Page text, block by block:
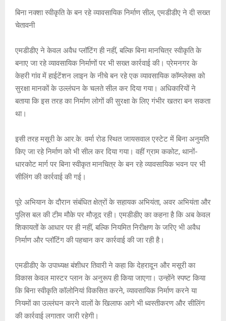
बिना नक्शा स्वीकृति के बन रहे व्यावसायिक निर्माण सील, एमडीडीए ने दी सख्त
चेतावनी
एमडीडीए ने केवल अवैध प्लॉटिंग ही नहीं, बल्कि बिना मानचित्र स्वीकृति के
बनाए जा रहे व्यावसायिक निर्माणों पर भी सख्त कार्रवाई की। प्रेमनगर के
केहरी गांव में हाईटेंशन लाइन के नीचे बन रहे एक व्यावसायिक कॉम्प्लेक्स को
सुरक्षा मानकों के उल्लंघन के चलते सील कर दिया गया। अधिकारियों ने
बताया कि इस तरह का निर्माण लोगों की सुरक्षा के लिए गंभीर खतरा बन सकता
था।
इसी तरह मसूरी के आर.के. वर्मा रोड स्थित जायसवाल एस्टेट में बिना अनुमति
किए जा रहे निर्माण को भी सील कर दिया गया। वहीं ग्राम ककोट, थानों-
धारकोट मार्ग पर बिना स्वीकृत मानचित्र के बन रहे व्यावसायिक भवन पर भी
सीलिंग की कार्रवाई की गई।
पूरे अभियान के दौरान संबंधित क्षेत्रों के सहायक अभियंता, अवर अभियंता और
पुलिस बल की टीम मौके पर मौजूद रही। एमडीडीए का कहना है कि अब केवल
शिकायतों के आधार पर ही नहीं, बल्कि नियमित निरीक्षण के जरिए भी अवैध
निर्माण और प्लॉटिंग की पहचान कर कार्रवाई की जा रही है।
एमडीडीए के उपाध्यक्ष बंशीधर तिवारी ने कहा कि देहरादून और मसूरी का
विकास केवल मास्टर प्लान के अनुरूप ही किया जाएगा। उन्होंने स्पष्ट किया
कि बिना स्वीकृति कॉलोनियां विकसित करने, व्यावसायिक निर्माण करने या
नियमों का उल्लंघन करने वालों के खिलाफ आगे भी ध्वस्तीकरण और सीलिंग
की कार्रवाई लगातार जारी रहेगी।